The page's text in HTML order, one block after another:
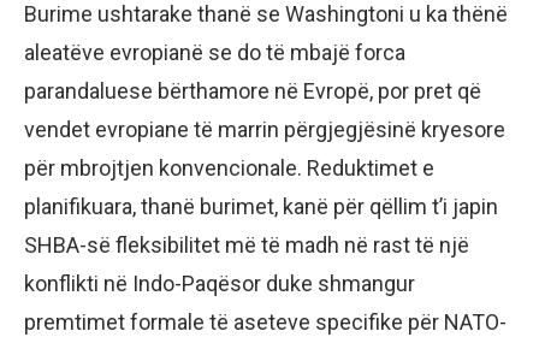
Burime ushtarake thanë se Washingtoni u ka thënë
aleatëve evropianë se do të mbajë forca
parandaluese bërthamore në Evropë, por pret që
vendet evropiane të marrin përgjegjësinë kryesore
për mbrojtjen konvencionale. Reduktimet e
planifikuara, thanë burimet, kanë për qëllim t’i japin
SHBA-së fleksibilitet më të madh në rast të një
konflikti në Indo-Paqësor duke shmangur
premtimet formale të aseteve specifike për NATO-